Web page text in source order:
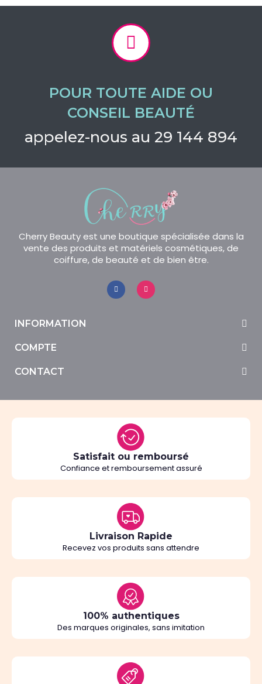
POUR TOUTE AIDE OU
CONSEIL BEAUTÉ
appelez-nous au 29 144 894
Cherry Beauty est une boutique spécialisée dans la
vente des produits et matériels cosmétiques, de
coiffure, de beauté et de bien être.
INFORMATION
COMPTE
CONTACT
Satisfait ou remboursé
Confiance et remboursement assuré
Livraison Rapide
Recevez vos produits sans attendre
100% authentiques
Des marques originales, sans imitation